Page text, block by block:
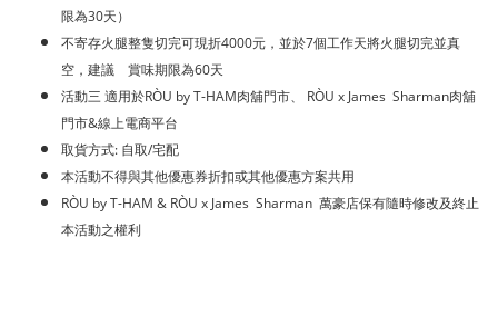
限為30天）
不寄存火腿整隻切完可現折4000元，並於7個工作天將火腿切完並真
空，建議 賞味期限為60天
活動三 適用於RÒU by T-HAM肉舖門市、 RÒU x James ​ Sharman肉舖
門市&線上電商平台
取貨方式: 自取/宅配
本活動不得與其他優惠券折扣或其他優惠方案共用
RÒU by T-HAM & RÒU x James ​ Sharman ​ 萬豪店保有隨時修改及終止
本活動之權利